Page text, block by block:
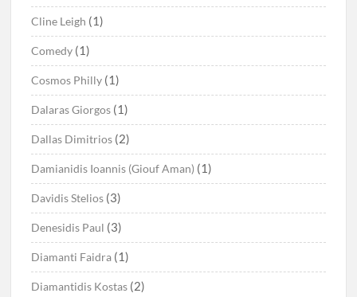
Cline Leigh (1)
Comedy (1)
Cosmos Philly (1)
Dalaras Giorgos (1)
Dallas Dimitrios (2)
Damianidis Ioannis (Giouf Aman) (1)
Davidis Stelios (3)
Denesidis Paul (3)
Diamanti Faidra (1)
Diamantidis Kostas (2)